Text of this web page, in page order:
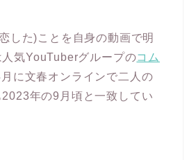
した)ことを自身の動画で明
気YouTuberグループのコム
に文春オンラインで二人の
年の9月頃と一致してい